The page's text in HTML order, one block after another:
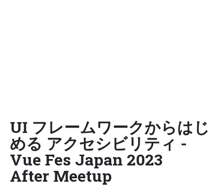
UI フレームワークからはじ
める アクセシビリティ -
Vue Fes Japan 2023
After Meetup